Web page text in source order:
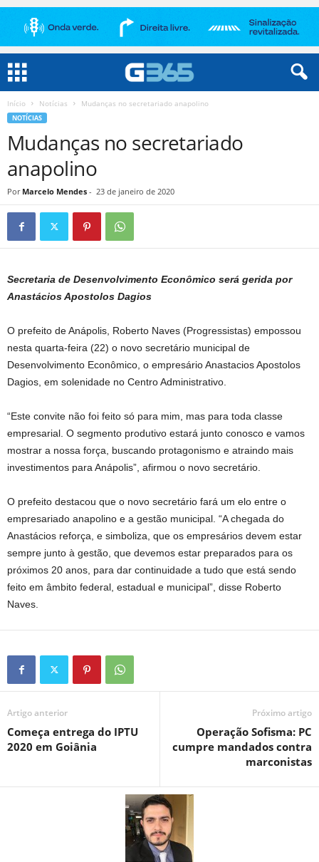
Início Notícias Mudanças no secretariado anapolino
NOTÍCIAS
Mudanças no secretariado
anapolino
Por Marcelo Mendes - 23 de janeiro de 2020
Secretaria de Desenvolvimento Econômico será gerida por
Anastácios Apostolos Dagios
O prefeito de Anápolis, Roberto Naves (Progressistas) empossou
nesta quarta-feira (22) o novo secretário municipal de
Desenvolvimento Econômico, o empresário Anastacios Apostolos
Dagios, em solenidade no Centro Administrativo.
“Este convite não foi feito só para mim, mas para toda classe
empresarial. O segmento produtivo estará junto conosco e vamos
mostrar a nossa força, buscando protagonismo e atraindo mais
investimentos para Anápolis”, afirmou o novo secretário.
O prefeito destacou que o novo secretário fará um elo entre o
empresariado anapolino e a gestão municipal. “A chegada do
Anastácios reforça, e simboliza, que os empresários devem estar
sempre junto à gestão, que devemos estar preparados para os
próximos 20 anos, para dar continuidade a tudo que está sendo
feito em âmbito federal, estadual e municipal”, disse Roberto
Naves.
Artigo anterior
Começa entrega do IPTU
2020 em Goiânia
Próximo artigo
Operação Sofisma: PC
cumpre mandados contra
marconistas